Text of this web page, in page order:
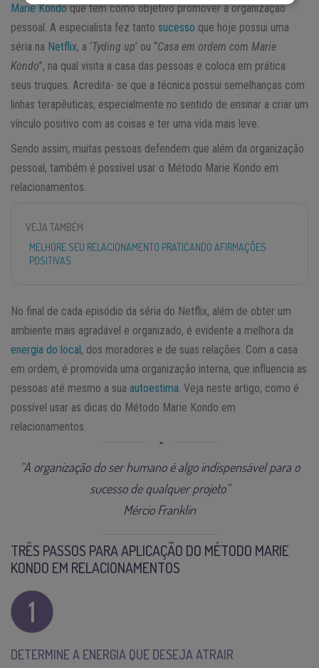
Marie Kondoque tem como objetivo promover a organização
pessoal. A especialista fez tanto sucesso que hoje possui uma
séria na Netflix, a ‘Tyding up’ ou “Casa em ordem com Marie
Kondo”, na qual visita a casa das pessoas e coloca em prática
seus truques. Acredita- se que a técnica possui semelhanças com
linhas terapêuticas, especialmente no sentido de ensinar a criar um
vínculo positivo com as coisas e ter uma vida mais leve.
Sendo assim, muitas pessoas defendem que além da organização
pessoal, também é possível usar o Método Marie Kondo em
relacionamentos.
VEJA TAMBÉM
MELHORE SEU RELACIONAMENTO PRATICANDO AFIRMAÇÕES
POSITIVAS
No final de cada episódio da séria do Netflix, além de obter um
ambiente mais agradável e organizado, é evidente a melhora da
energia do local, dos moradores e de suas relações. Com a casa
em ordem, é promovida uma organização interna, que influencia as
pessoas até mesmo a sua autoestima . Veja neste artigo, como é
possível usar as dicas do Método Marie Kondo em
relacionamentos.
“A organização do ser humano é algo indispensável para o
sucesso de qualquer projeto”
Mércio Franklin
TRÊS PASSOS PARA APLICAÇÃO DO MÉTODO MARIE
KONDO EM RELACIONAMENTOS
DETERMINE A ENERGIA QUE DESEJA ATRAIR